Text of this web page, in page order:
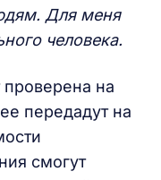
Для меня
человека.
проверена на
передадут на
смогут